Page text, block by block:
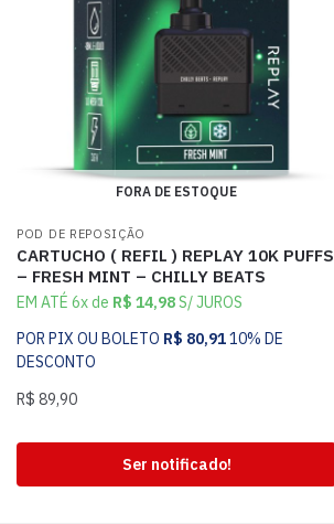
FORA DE ESTOQUE
POD DE REPOSIÇÃO
CARTUCHO ( REFIL ) REPLAY 10K PUFFS
– FRESH MINT – CHILLY BEATS
EM ATÉ 6x de R$ 14,98S/ JUROS
POR PIX OU BOLETO R$ 80,9110% DE
DESCONTO
R$ 89,90
Ser notificado!